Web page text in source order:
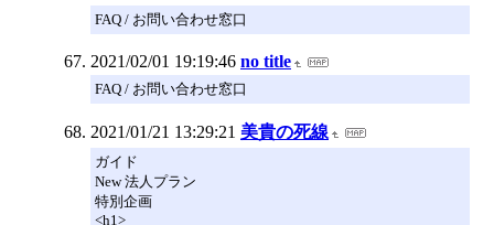
FAQ / お問い合わせ窓口
2021/02/01 19:19:46 no title
FAQ / お問い合わせ窓口
2021/01/21 13:29:21 美貴の死線
ガイド
New 法人プラン
特別企画
<h1>